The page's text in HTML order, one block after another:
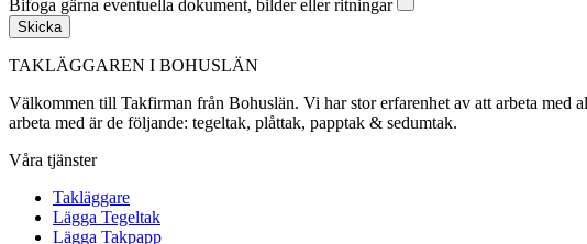
Bifoga gärna eventuella dokument, bilder eller ritningar
Skicka
TAKLÄGGAREN I BOHUSLÄN
Välkommen till Takfirman från Bohuslän. Vi har stor erfarenhet av att arbeta med
arbeta med är de följande: tegeltak, plåttak, papptak & sedumtak.
Våra tjänster
Takläggare
Lägga Tegeltak
Lägga Takpapp